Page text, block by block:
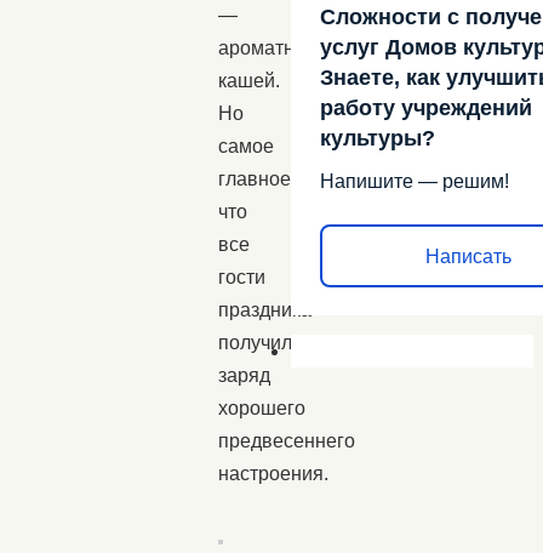
—
ароматной
кашей.
Но
самое
главное,
что
все
гости
праздника
получили
заряд
хорошего
предвесеннего
настроения.
Сложности с
услуг Домов
Знаете, как
работу учреждений
культуры?
Напишите — решим!
Написать